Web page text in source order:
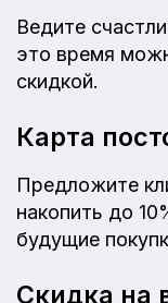
Ведите
это время
скидкой.
Карта
Предложите
накопить до
будущие
Скидка на